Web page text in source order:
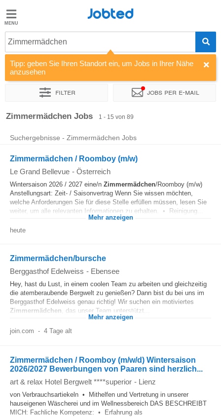
Jobted
Jobs
Gehalt
Jobted
Zimmermädchen
Tipp: geben Sie Ihren Standort ein, um Jobs in Ihrer Nähe
anzusehen
Filter Jobs per e-mail
Sortieren nach Unternehmen Vertragsart
Zimmermädchen Jobs 1 - 15 von 89
Suchergebnisse - Zimmermädchen Jobs
Zimmermädchen / Roomboy (m/w)
Le Grand Bellevue - Österreich
Wintersaison 2026 / 2027 eine/n Zimmermädchen/Roomboy (m/w)
Anstellungsart: Zeit- / Saisonvertrag Wenn Sie wissen möchten,
welche Anforderungen Sie für diese Stelle erfüllen müssen, lesen Sie
weiter, um alle relevanten Informationen zu erhalten. • Reinigung...
Mehr anzeigen
heute
Zimmermädchen/bursche
Berggasthof Edelweiss - Ebensee
Hey, hast du Lust, in einem coolen Team zu arbeiten und gleichzeitig
die atemberaubende Bergwelt zu genießen? Dann bist du bei uns im
Berggasthof Edelweiss genau richtig! Wir suchen ein motiviertes
Zimmermädchen , das unser Team unterstützt...
Mehr anzeigen
join.com - 4 Tage alt
Zimmermädchen / Roomboy (m/w/d) Wintersaison
2026/2027 Bewerbungen von Paaren sind herzlich...
art & relax Hotel Bergwelt ****superior - Lienz
von Verbrauchsartiekeln • Mithelfen und Vertretung in unserer
hauseigenen Wäscherei und im Wellnessbereich DAS BESCHREIBT
MICH: Fachliche Kompetenz: • Erfahrung als